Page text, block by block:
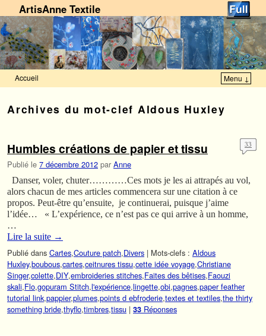
ArtisAnne Textile
Accueil Menu ↓
Archives du mot-clef Aldous Huxley
Humbles créations de papier et tissu
Publié le 7 décembre 2012 par Anne
33
Danser, voler, chuter…………Ces mots je les ai attrapés au vol,
alors chacun de mes articles commencera sur une citation à ce
propos. Peut-être qu’ensuite, je continuerai, puisque j’aime
l’idée… « L’expérience, ce n’est pas ce qui arrive à un homme,
…
Lire la suite →
Publié dans Cartes,Couture patch,Divers | Mots-clefs : Aldous
Huxley,boubous,cartes,ceitnures tissu,cette idée voyage,Christiane
Singer,colette,DIY,embroideries stitches,Faites des bêtises,Faouzi
skali,Flo,gopuram Stitch,l'expérience,lingette,obi,pagnes,paper feather
tutorial link,pappier,plumes,points d ebfroderie,textes et textiles,the thirty
something bride,thyflo,timbres,tissu | 33 Réponses